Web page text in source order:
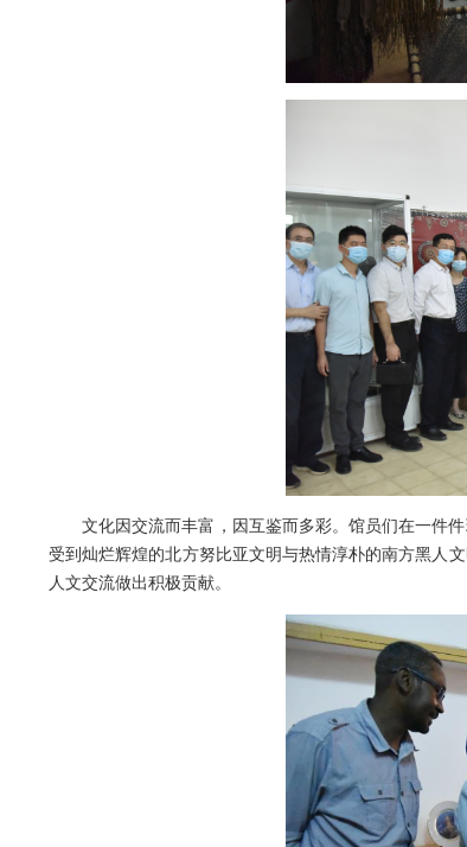
文化因交流而丰富，因互鉴而多彩。馆员们在一件
受到灿烂辉煌的北方努比亚文明与热情淳朴的南方黑人
人文交流做出积极贡献。